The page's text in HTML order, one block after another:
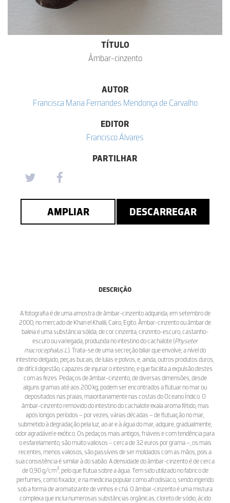
TÍTULO
Âmbar-cinzento
AUTOR
Francisca Maria Fernandes Mendonça de Carvalho
EDITOR
Francisco Álvares
PARTILHAR
AMPLIAR DESCARREGAR
DESCRIÇÃO
A fotografia é de uma amostra de âmbar-cinzento adquirida, em setembro de
2000, no mercado de Khan el Khalili, Cairo, Egito. Âmbar-cinzento ou âmbar de
baleia é uma substância sólida, de cor cinzenta, cinzento-escuro, castanho-
escuro ou variegada, produzida no intestino do cachalote (Physeter
macrocephalus L.). Trata-se de uma secreção biliar que envolve, a nível do
intestino delgado, peças bucais, de lulas e polvos, e, ainda, outros produtos duros,
de difícil digestão, capazes de injuriar o intestino, e que facilita a expulsão destes
com as fezes. Pedaços de âmbar-cinzento, de diversas dimensões, desde
alguns gramas até aos 200 kg, podem ser encontrados a flutuar no mar ou
depositados nas praias, maioritariamente nas costas do Oceano Índico. O
âmbar-cinzento removido do intestino do cachalote exala aroma fétido, mas
após longos períodos – por vezes, várias décadas – de flutuação no mar,
submetido à degradação pela luz, ao ar e à água do mar, adquire, gradualmente,
odor agradável e exótico. Os pedaços mais antigos, friáveis e com tendência para
o esfarelamento, são muito valiosos – cerca de 32 euros por grama –, os mais
recentes, menos valiosos, são passíveis de ser moldados com as mãos, pois a
sua consistência é similar à do sabão. A densidade do âmbar-cinzento é de cerca
de 0,90 g/cm3, pelo que flutua sobre a água. Tem sido utilizado no fabrico de
perfumes, como fixador, e na medicina popular como afrodisíaco, sendo ingerido
sob a forma de aromatizante de vinhos e chá. O âmbar-cinzento é uma mistura
complexa que inclui numerosas substâncias orgânicas, cloreto de sódio, ácido